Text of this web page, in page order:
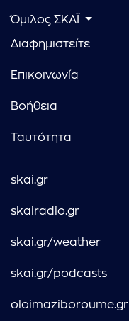
Όμιλος ΣΚΑΪ
Διαφημιστείτε
Επικοινωνία
Βοήθεια
Ταυτότητα
skai.gr
skairadio.gr
skai.gr/weather
skai.gr/podcasts
oloimaziboroume.gr